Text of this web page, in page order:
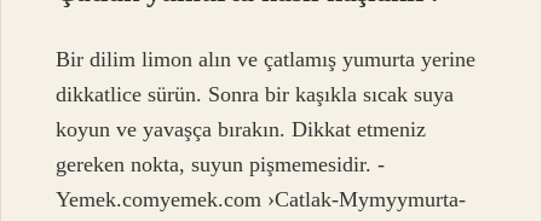
Bir dilim limon alın ve çatlamış yumurta yerine
dikkatlice sürün. Sonra bir kaşıkla sıcak suya
koyun ve yavaşça bırakın. Dikkat etmeniz
gereken nokta, suyun pişmemesidir. -
Yemek.comyemek.com ›Catlak-Mymyymurta-